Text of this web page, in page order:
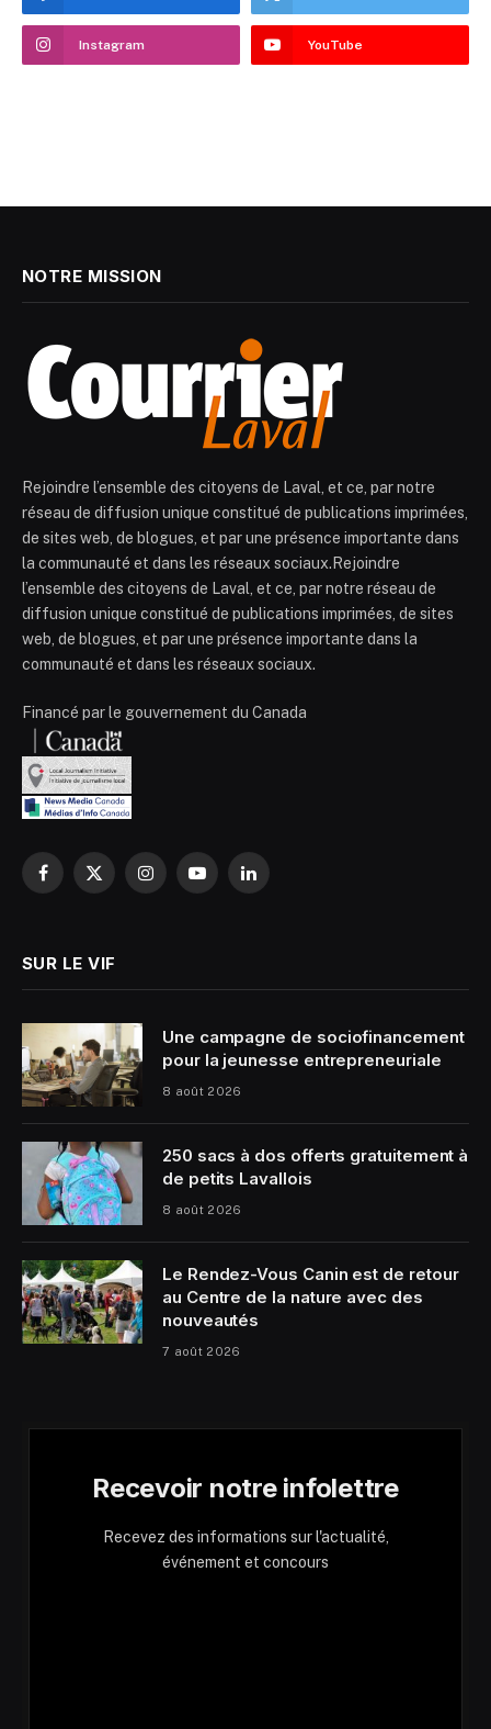
Instagram YouTube
NOTRE MISSION
Rejoindre l’ensemble des citoyens de Laval, et ce, par notre
réseau de diffusion unique constitué de publications imprimées,
de sites web, de blogues, et par une présence importante dans
la communauté et dans les réseaux sociaux.Rejoindre
l’ensemble des citoyens de Laval, et ce, par notre réseau de
diffusion unique constitué de publications imprimées, de sites
web, de blogues, et par une présence importante dans la
communauté et dans les réseaux sociaux.
Financé par le gouvernement du Canada
Facebook
X
InstagramYouTubeLinkedIn
SUR LE VIF
Une campagne de sociofinancement
pour la jeunesse entrepreneuriale
8 août 2026
250 sacs à dos offerts gratuitement à
de petits Lavallois
8 août 2026
Le Rendez-Vous Canin est de retour
au Centre de la nature avec des
nouveautés
7 août 2026
Recevoir notre infolettre
Recevez des informations sur l'actualité,
événement et concours